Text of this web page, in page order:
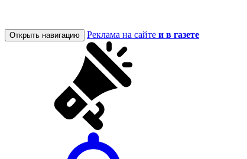
Открыть навигацию Реклама на сайте и в газете